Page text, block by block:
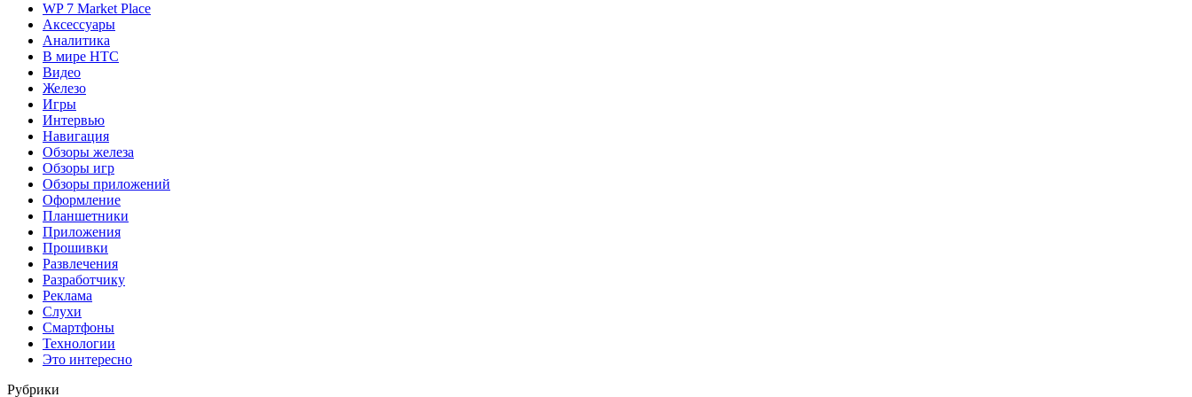
WP 7 Market Place
Аксессуары
Аналитика
В мире HTC
Видео
Железо
Игры
Интервью
Навигация
Обзоры железа
Обзоры игр
Обзоры приложений
Оформление
Планшетники
Приложения
Прошивки
Развлечения
Разработчику
Реклама
Слухи
Смартфоны
Технологии
Это интересно
Рубрики